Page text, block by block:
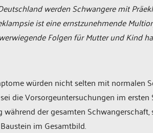
werden Schwangere mit
ist eine ernstzunehmende
Folgen für Mutter und Kind
würden nicht selten mit normalen
die Vorsorgeuntersuchungen im
während der gesamten
im Gesamtbild.